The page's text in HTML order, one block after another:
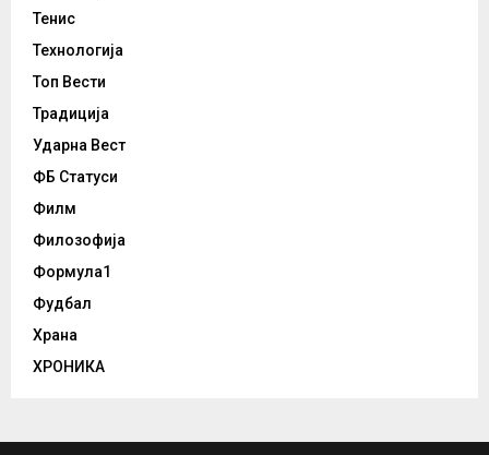
Тенис
Технологија
Топ Вести
Традиција
Ударна Вест
ФБ Статуси
Филм
Филозофија
Формула1
Фудбал
Храна
ХРОНИКА